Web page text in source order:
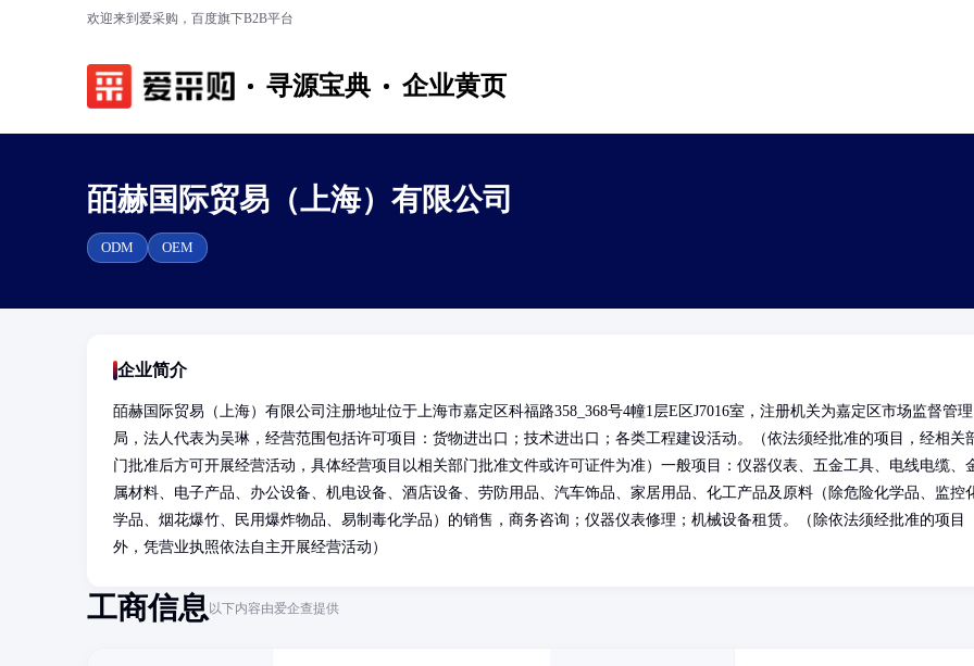
欢迎来到爱采购，百度旗下B2B平台
寻源宝典 企业黄页
皕赫国际贸易（上海）有限公司
ODM OEM
企业简介
皕赫国际贸易（上海）有限公司注册地址位于上海市嘉定区科福路358_368号4幢1层E区J7016室，注册机关为嘉定区市场监督管理
局，法人代表为吴琳，经营范围包括许可项目：货物进出口；技术进出口；各类工程建设活动。（依法须经批准的项目，经相关
门批准后方可开展经营活动，具体经营项目以相关部门批准文件或许可证件为准）一般项目：仪器仪表、五金工具、电线电缆、
属材料、电子产品、办公设备、机电设备、酒店设备、劳防用品、汽车饰品、家居用品、化工产品及原料（除危险化学品、监控
学品、烟花爆竹、民用爆炸物品、易制毒化学品）的销售，商务咨询；仪器仪表修理；机械设备租赁。（除依法须经批准的项目
外，凭营业执照依法自主开展经营活动）
工商信息以下内容由爱企查提供